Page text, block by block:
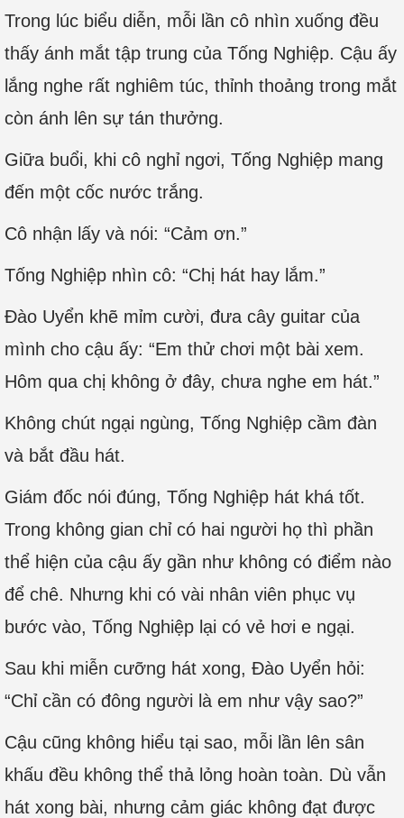
Trong lúc biểu diễn, mỗi lần cô nhìn xuống đều
thấy ánh mắt tập trung của Tống Nghiệp. Cậu ấy
lắng nghe rất nghiêm túc, thỉnh thoảng trong mắt
còn ánh lên sự tán thưởng.
Giữa buổi, khi cô nghỉ ngơi, Tống Nghiệp mang
đến một cốc nước trắng.
Cô nhận lấy và nói: “Cảm ơn.”
Tống Nghiệp nhìn cô: “Chị hát hay lắm.”
Đào Uyển khẽ mỉm cười, đưa cây guitar của
mình cho cậu ấy: “Em thử chơi một bài xem.
Hôm qua chị không ở đây, chưa nghe em hát.”
Không chút ngại ngùng, Tống Nghiệp cầm đàn
và bắt đầu hát.
Giám đốc nói đúng, Tống Nghiệp hát khá tốt.
Trong không gian chỉ có hai người họ thì phần
thể hiện của cậu ấy gần như không có điểm nào
để chê. Nhưng khi có vài nhân viên phục vụ
bước vào, Tống Nghiệp lại có vẻ hơi e ngại.
Sau khi miễn cưỡng hát xong, Đào Uyển hỏi:
“Chỉ cần có đông người là em như vậy sao?”
Cậu cũng không hiểu tại sao, mỗi lần lên sân
khấu đều không thể thả lỏng hoàn toàn. Dù vẫn
hát xong bài, nhưng cảm giác không đạt được